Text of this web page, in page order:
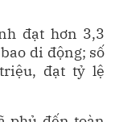
đạt hơn 3,3
di động; số
đạt tỷ lệ